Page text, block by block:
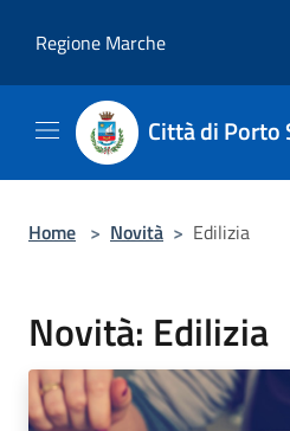
Regione Marche
Città di Porto
Home > Novità > Edilizia
Novità: Edilizia